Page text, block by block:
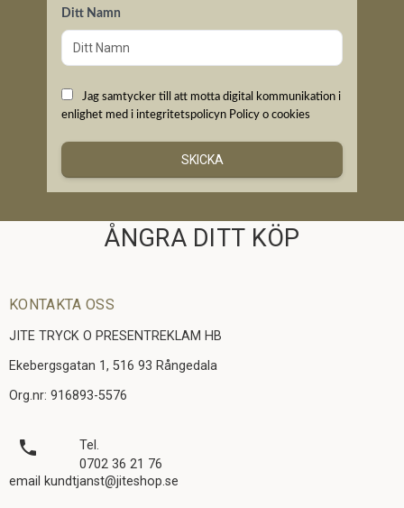
Ditt Namn
Jag samtycker till att motta digital kommunikation i
enlighet med i integritetspolicyn Policy o cookies
SKICKA
ÅNGRA DITT KÖP
KONTAKTA OSS
JITE TRYCK O PRESENTREKLAM HB
Ekebergsgatan 1, 516 93 Rångedala
Org.nr: 916893-5576
local_phone
Tel.
0702 36 21 76
email kundtjanst@jiteshop.se